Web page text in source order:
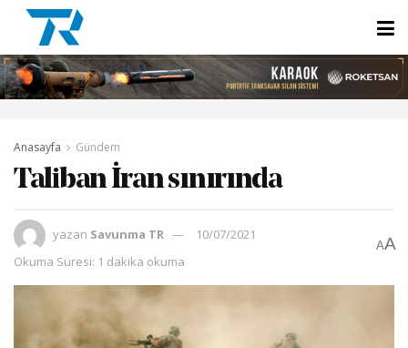
Anasayfa Gündem
Taliban İran sınırında
yazan Savunma TR
10/07/2021
Okuma Süresi: 1 dakika okuma
AA